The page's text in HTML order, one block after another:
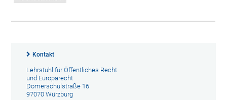
Kontakt
Lehrstuhl für Öffentliches Recht
und Europarecht
Domerschulstraße 16
97070 Würzburg